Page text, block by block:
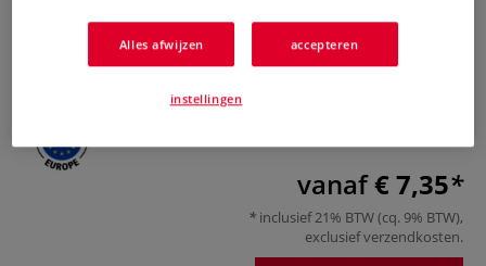
kleurintensiteit. Gerstaecker Aqua-lino drukinkt maakt een
contourscherpe druk moge...
Meer
vanaf€ 7,35
inclusief 21% BTW (cq. 9% BTW),
exclusiefverzendkosten.
Alles afwijzen accepteren
instellingen